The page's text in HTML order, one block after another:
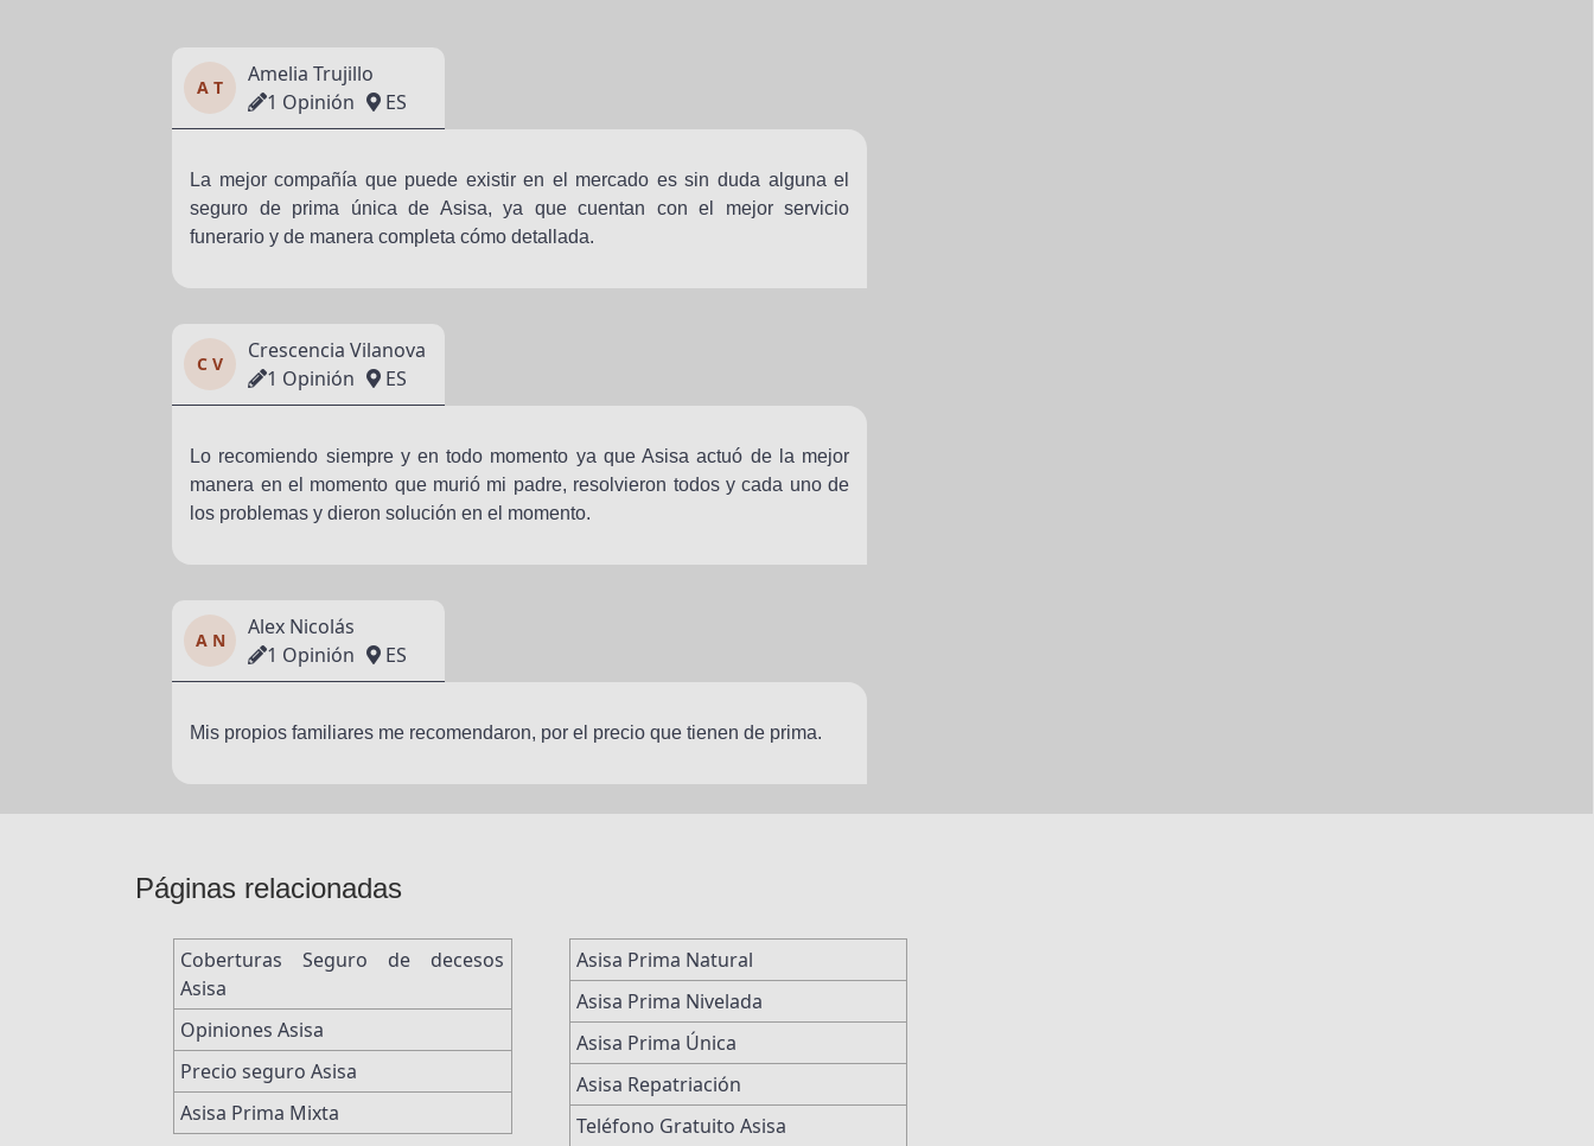
A T
Amelia Trujillo
1 Opinión
ES
La mejor compañía que puede existir en el mercado es sin duda alguna el
seguro de prima única de Asisa, ya que cuentan con el mejor servicio
funerario y de manera completa cómo detallada.
C V
Crescencia Vilanova
1 Opinión
ES
Lo recomiendo siempre y en todo momento ya que Asisa actuó de la mejor
manera en el momento que murió mi padre, resolvieron todos y cada uno de
los problemas y dieron solución en el momento.
A N
Alex Nicolás
1 Opinión
ES
Mis propios familiares me recomendaron, por el precio que tienen de prima.
Páginas relacionadas
Coberturas Seguro de decesos
Asisa
Opiniones Asisa
Precio seguro Asisa
Asisa Prima Mixta
Asisa Prima Natural
Asisa Prima Nivelada
Asisa Prima Única
Asisa Repatriación
Teléfono Gratuito Asisa